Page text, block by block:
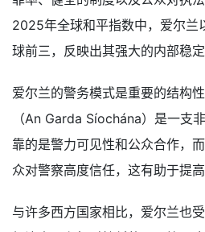
2025年全球和平指数中，爱尔兰
球前三，反映出其强大的内部稳
爱尔兰的警务模式是重要的结构
（An Garda Síochána）是一支
靠的是警力可见性和公众合作，
众对警察高度信任，这有助于提
与许多西方国家相比，爱尔兰也